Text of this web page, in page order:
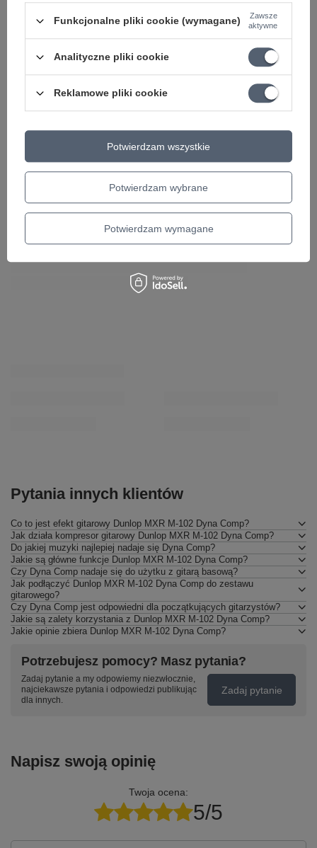
Pytania innych klientów
Co to jest efekt gitarowy Dunlop MXR M-102 Dyna Comp?
Jak działa kompresor gitarowy Dunlop MXR M-102 Dyna Comp?
Do jakiej muzyki najlepiej nadaje się Dyna Comp?
Jakie są główne funkcje Dunlop MXR M-102 Dyna Comp?
Czy Dyna Comp nadaje się do użytku z gitarą basową?
Jak podłączyć Dunlop MXR M-102 Dyna Comp do zestawu
gitarowego?
Czy Dyna Comp jest odpowiedni dla początkujących gitarzystów?
Jakie są zalety korzystania z Dunlop MXR M-102 Dyna Comp?
Jakie opinie zbiera Dunlop MXR M-102 Dyna Comp?
Potrzebujesz pomocy? Masz pytania?
Zadaj pytanie a my odpowiemy niezwłocznie,
najciekawsze pytania i odpowiedzi publikując
dla innych.
Zadaj pytanie
Napisz swoją opinię
Twoja ocena:
5/5
Funkcjonalne pliki cookie (wymagane)
Zawsze
aktywne
Analityczne pliki cookie
Reklamowe pliki cookie
Potwierdzam wybrane
Potwierdzam wymagane
Potwierdzam wszystkie